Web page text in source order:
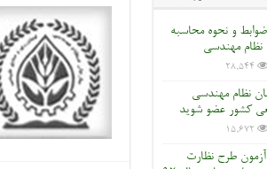
و نحوه محاسبه
نظام مهندسی
28,544
نظام مهندسی
کشور عضو شوید
15,672
آزمون طرح نظارت